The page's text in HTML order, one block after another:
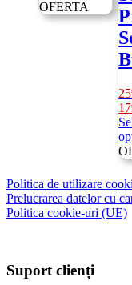
a
fost:
este:
79.00 lei.
OFERTA
a
Politica de utilizare
Prelucrarea datelor cu
Politica cookie-uri (UE)
Suport clienți